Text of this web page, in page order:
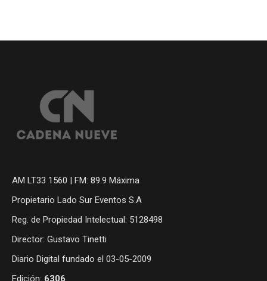
AM LT33 1560 | FM: 89.9 Máxima
Propietario Lado Sur Eventos S.A
Reg. de Propiedad Intelectual: 5128498
Director: Gustavo Tinetti
Diario Digital fundado el 03-05-2009
Edición: 6306